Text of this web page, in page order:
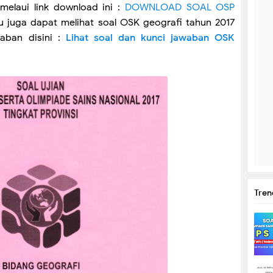
link download ini : DOWNLOAD SOAL OSP
juga dapat melihat soal OSK geografi tahun 2017
disini : Lihat soal dan kunci jawaban OSK